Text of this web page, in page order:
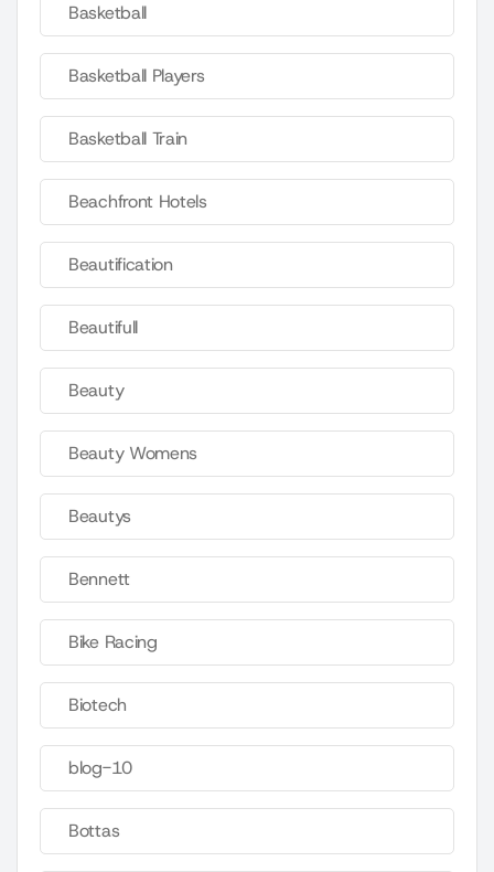
Basketball
Basketball Players
Basketball Train
Beachfront Hotels
Beautification
Beautifull
Beauty
Beauty Womens
Beautys
Bennett
Bike Racing
Biotech
blog-10
Bottas